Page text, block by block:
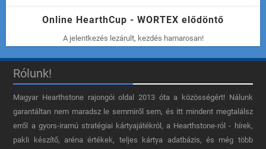
Online HearthCup - WORTEX elődöntő
A jelentkezés lezárult, kezdés hamarosan!
Rólunk!
Magyar Hearthstone​ rajongói oldal 2013 óta a közösségért! Nálunk
garantáltan nem maradsz le semmiről sem, és itt mindent megtalálsz
erről a gyors-iramú stratégiai kártyajátékról, a Hearthstone-ról - hírek,
pakli készítő, aréna értékek, teljes kártya adatbázis, és még több